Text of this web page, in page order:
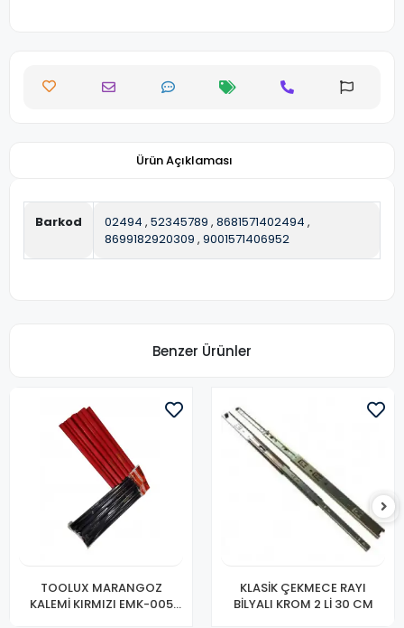
Ürün Açıklaması
Barkod 02494 , 52345789 , 8681571402494 ,
8699182920309 , 9001571406952
Benzer Ürünler
TOOLUX MARANGOZ
KALEMİ KIRMIZI EMK-005
KLASİK ÇEKMECE RAYI
BİLYALI KROM 2 Lİ 30 CM